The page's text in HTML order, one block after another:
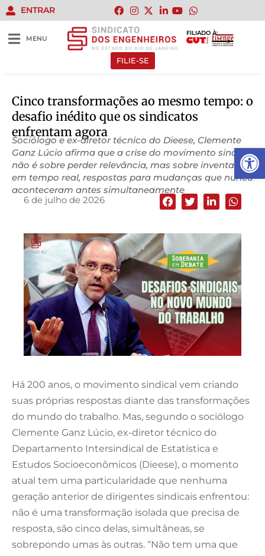
Abrir
ENTRAR
MENU
FILIADO À:
FILIE-SE
Cinco transformações ao mesmo tempo: o
desafio inédito que os sindicatos
enfrentam agora
Sociólogo e ex-diretor técnico do Dieese, Clemente
Ganz Lúcio afirma que a crise do movimento sindical
não é sobre perder relevância, mas sobre inventar,
em tempo real, respostas para mudanças que nunca
aconteceram antes simultaneamente
6 de julho de 2026
Há 200 anos, o movimento sindical vem criando
suas próprias respostas diante das transformações
do mundo do trabalho. Mas, segundo o sociólogo
Clemente Ganz Lúcio, ex-diretor técnico do
Departamento Intersindical de Estatística e
Estudos Socioeconômicos (Dieese), o momento
atual tem uma particularidade que nenhuma
geração anterior de dirigentes sindicais enfrentou:
não é uma transformação isolada que precisa de
resposta, são cinco delas, simultâneas, se
sobrepondo umas às outras. “Não tem uma que